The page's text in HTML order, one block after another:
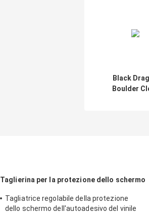
Black
Boulder
Taglierina per la protezione dello schermo
Tagliatrice regolabile della protezione
dello schermo dell'autoadesivo del vinile